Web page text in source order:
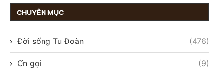
CHUYÊN MỤC
Đời sống Tu Đoàn (476)
Ơn gọi (9)